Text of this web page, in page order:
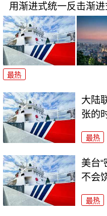
用渐进式统一反击渐
最热
大陆
张的
最热
美台
不会
最热